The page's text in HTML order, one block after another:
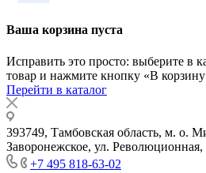
Ваша корзина пуста
Исправить это просто: выберите в
товар и нажмите кнопку «В
Перейти в каталог
393749, Тамбовская область, м. о.
Заворонежское, ул. Революционная,
+7 495 818-63-02